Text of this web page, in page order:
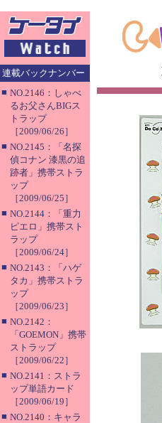
連載バックナンバー
■ NO.2146：しゃべ
るお父さんBIGス
トラップ
［2009/06/26］
■ NO.2145：「名探
偵コナン 漆黒の追
跡者」携帯ストラ
ップ
［2009/06/25］
■ NO.2144：「重力
ピエロ」携帯スト
ラップ
［2009/06/24］
■ NO.2143：「ハゲ
タカ」携帯ストラ
ップ
［2009/06/23］
■ NO.2142：
「GOEMON」携帯
ストラップ
［2009/06/22］
■ NO.2141：ストラ
ップ単語カード
［2009/06/19］
■ NO.2140：キャラ